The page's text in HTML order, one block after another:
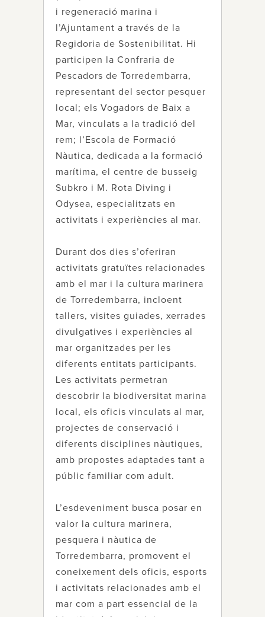
i regeneració marina i
l’Ajuntament a través de la
Regidoria de Sostenibilitat. Hi
participen la Confraria de
Pescadors de Torredembarra,
representant del sector pesquer
local; els Vogadors de Baix a
Mar, vinculats a la tradició del
rem; l’Escola de Formació
Nàutica, dedicada a la formació
marítima, el centre de busseig
Subkro i M. Rota Diving i
Odysea, especialitzats en
activitats i experiències al mar.
Durant dos dies s’oferiran
activitats gratuïtes relacionades
amb el mar i la cultura marinera
de Torredembarra, incloent
tallers, visites guiades, xerrades
divulgatives i experiències al
mar organitzades per les
diferents entitats participants.
Les activitats permetran
descobrir la biodiversitat marina
local, els oficis vinculats al mar,
projectes de conservació i
diferents disciplines nàutiques,
amb propostes adaptades tant a
públic familiar com adult.
L’esdeveniment busca posar en
valor la cultura marinera,
pesquera i nàutica de
Torredembarra, promovent el
coneixement dels oficis, esports
i activitats relacionades amb el
mar com a part essencial de la